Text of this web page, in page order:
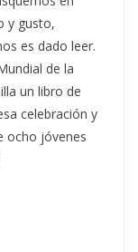
y gusto,
es dado leer.
de la
un libro de
celebración y
ocho jóvenes